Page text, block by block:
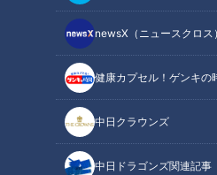
newsX（ニュースクロス）
健康カプセル！ゲンキの
中日クラウンズ
中日ドラゴンズ関連記事
記事に